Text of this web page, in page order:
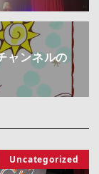
ャンネルの
Uncategorized